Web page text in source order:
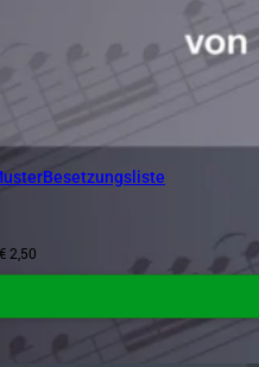
Besetzungsliste
2,50